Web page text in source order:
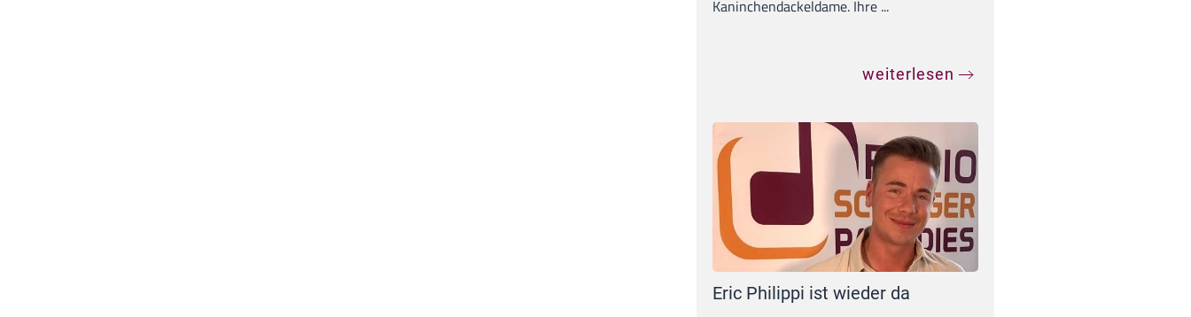
Kaninchendackeldame. Ihre ...
weiterlesen
Eric Philippi ist wieder da